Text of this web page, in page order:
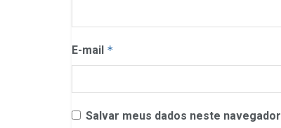
E-mail *
Salvar meus dados neste